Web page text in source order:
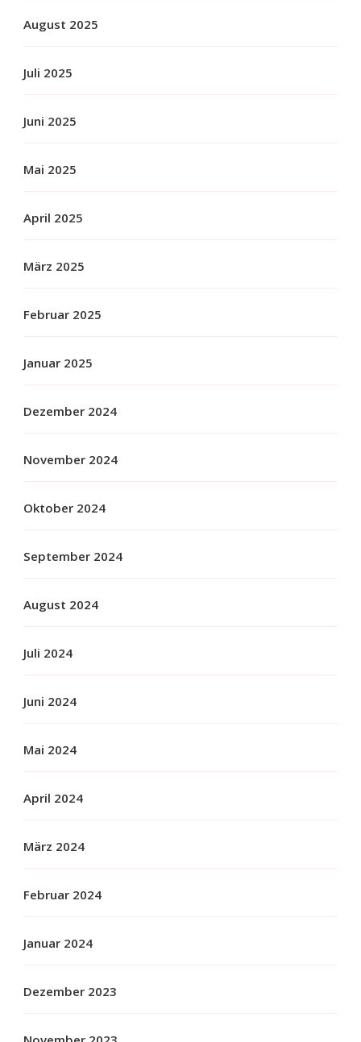
August 2025
Juli 2025
Juni 2025
Mai 2025
April 2025
März 2025
Februar 2025
Januar 2025
Dezember 2024
November 2024
Oktober 2024
September 2024
August 2024
Juli 2024
Juni 2024
Mai 2024
April 2024
März 2024
Februar 2024
Januar 2024
Dezember 2023